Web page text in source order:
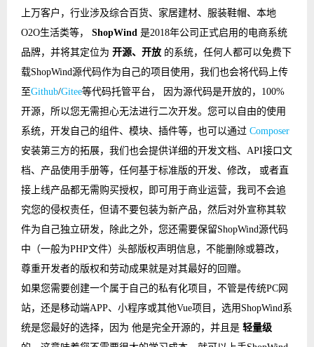
上万客户，行业涉及综合百货、家居建材、服装鞋帽、本地
O2O生活类等， ShopWind 是2018年公司正式启用的电商系统
品牌，并将其定位为 开源、开放 的系统，任何人都可以免费下
载ShopWind源代码作为自己的项目使用，我们也会将代码上传
至Github/Gitee等代码托管平台， 因为源代码是开放的，100%
开源，所以您无需担心无法进行二次开发。您可以自由的使用
系统，开发自己的组件、模块、插件等，也可以通过 Composer
安装第三方的拓展，我们也会提供详细的开发文档、API接口文
档、产品使用手册等，任何基于标准版的开发、修改， 或者直
接上线产品都无需购买授权，即可用于商业运营，我司不会追
究您的侵权责任，但请不要包装为新产品，然后对外宣称其软
件为自己独立研发，除此之外，您还需要保留ShopWind源代码
中（一般为PHP文件）头部版权声明信息，不能删除或篡改，
尊重开发者的版权和劳动成果就是对其最好的回赠。
如果您需要创建一个属于自己的私有化项目，不管是传统PC网
站，还是移动端APP、小程序或其他Vue项目，选用ShopWind系
统是您最好的选择，因为 他是完全开源的，并且是 轻量级